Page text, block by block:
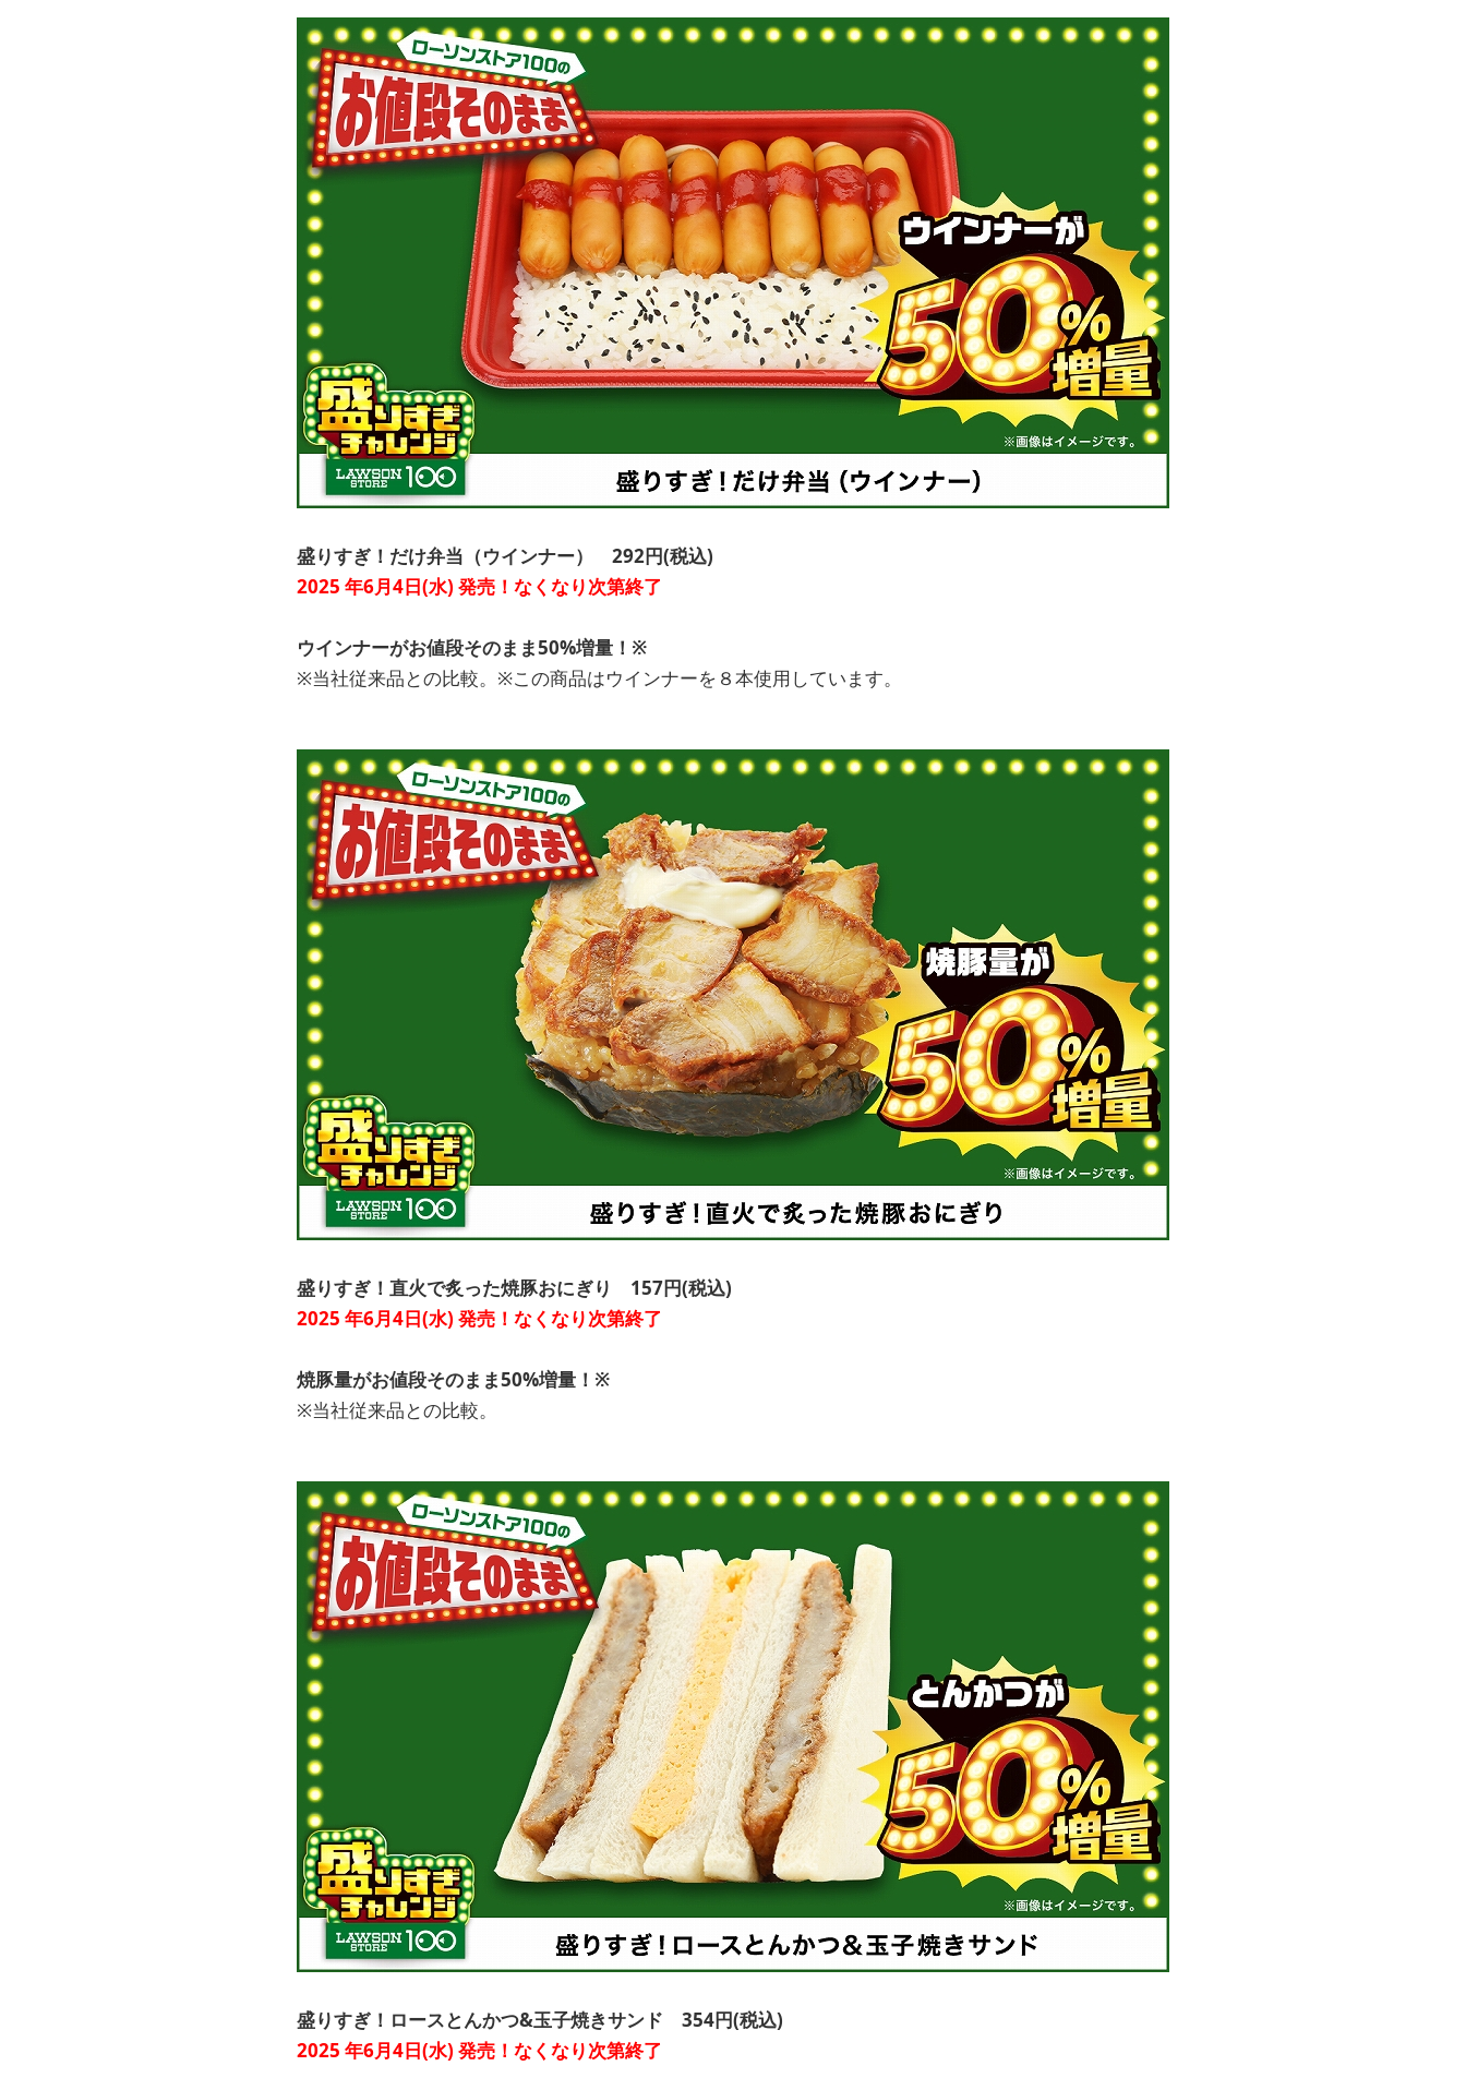
むき甘栗 50％増量 110g
ひとくち歌舞伎揚 50％増量 113g
盛りすぎ！プチティラミス
盛りすぎ！だけ弁当（ウインナー） 292円(税込)
2025 年6月4日(水) 発売！なくなり次第終了
ウインナーがお値段そのまま50%増量！※
※当社従来品との比較。※この商品はウインナーを８本使用しています。
盛りすぎ！直火で炙った焼豚おにぎり 157円(税込)
2025 年6月4日(水) 発売！なくなり次第終了
焼豚量がお値段そのまま50%増量！※
※当社従来品との比較。
盛りすぎ！ロースとんかつ&玉子焼きサンド 354円(税込)
2025 年6月4日(水) 発売！なくなり次第終了